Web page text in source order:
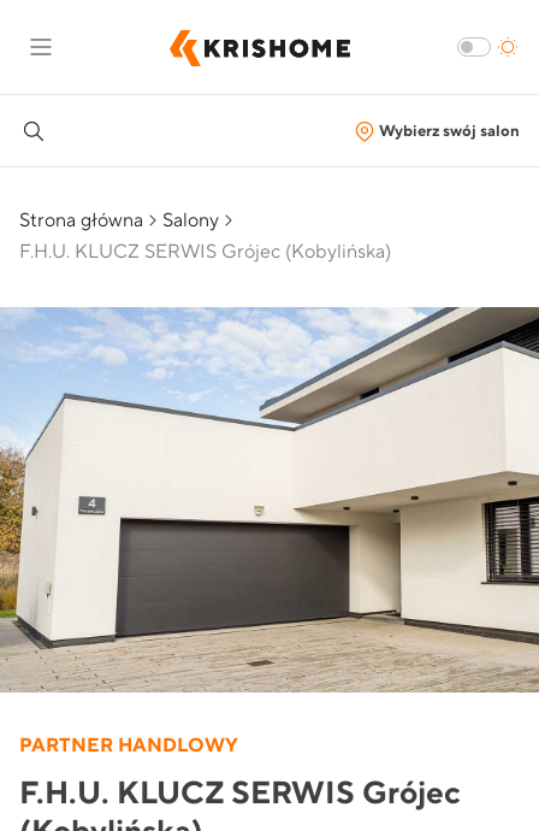
Wybierz swój salon
Strona główna
Salony
F.H.U. KLUCZ SERWIS Grójec (Kobylińska)
PARTNER HANDLOWY
F.H.U. KLUCZ SERWIS Grójec